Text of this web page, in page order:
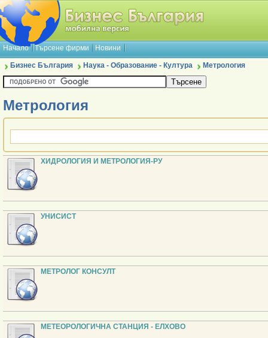
Начало Търсене фирми Новини
Бизнес България Наука - Образование - Култура Метрология
Метрология
ХИДРОЛОГИЯ И МЕТРОЛОГИЯ-РУ
УНИСИСТ
МЕТРОЛОГ КОНСУЛТ
МЕТЕОРОЛОГИЧНА СТАНЦИЯ - ЕЛХОВО